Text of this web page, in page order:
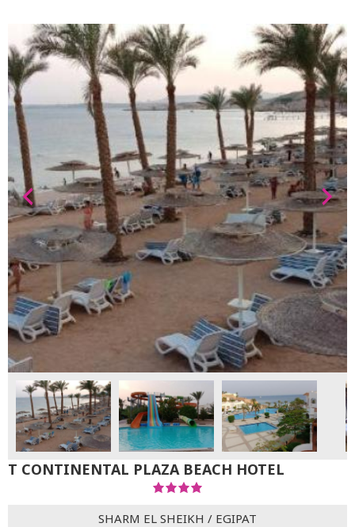
T CONTINENTAL PLAZA BEACH HOTEL
SHARM EL SHEIKH / EGIPAT